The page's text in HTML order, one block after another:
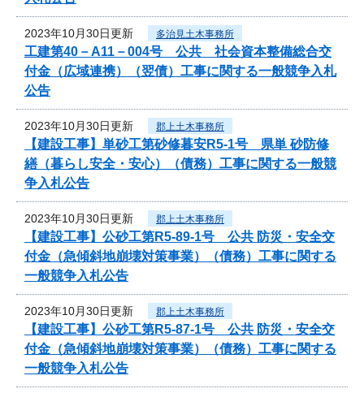
2023年10月30日更新 多治見土木事務所
工建第40－A11－004号 公共 社会資本整備総合交
付金（広域連携）（翌債）工事に関する一般競争入札
公告
2023年10月30日更新 郡上土木事務所
【建設工事】単砂工第砂修暮安R5-1号 県単 砂防修
繕（暮らし安全・安心）（債務）工事に関する一般競
争入札公告
2023年10月30日更新 郡上土木事務所
【建設工事】公砂工第R5-89-1号 公共 防災・安全交
付金（急傾斜地崩壊対策事業）（債務）工事に関する
一般競争入札公告
2023年10月30日更新 郡上土木事務所
【建設工事】公砂工第R5-87-1号 公共 防災・安全交
付金（急傾斜地崩壊対策事業）（債務）工事に関する
一般競争入札公告